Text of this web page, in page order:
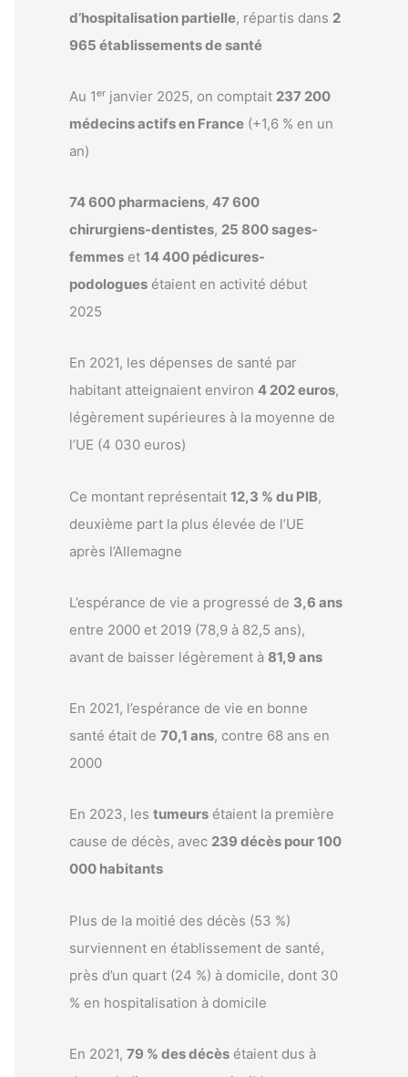
d’hospitalisation partielle, répartis dans 2
965 établissements de santé
Au 1ᵉʳ janvier 2025, on comptait 237 200
médecins actifs en France (+1,6 % en un
an)
74 600 pharmaciens, 47 600
chirurgiens-dentistes, 25 800 sages-
femmes et 14 400 pédicures-
podologues étaient en activité début
2025
En 2021, les dépenses de santé par
habitant atteignaient environ 4 202 euros,
légèrement supérieures à la moyenne de
l’UE (4 030 euros)
Ce montant représentait 12,3 % du PIB,
deuxième part la plus élevée de l’UE
après l’Allemagne
L’espérance de vie a progressé de 3,6 ans
entre 2000 et 2019 (78,9 à 82,5 ans),
avant de baisser légèrement à 81,9 ans
En 2021, l’espérance de vie en bonne
santé était de 70,1 ans, contre 68 ans en
2000
En 2023, les tumeurs étaient la première
cause de décès, avec 239 décès pour 100
000 habitants
Plus de la moitié des décès (53 %)
surviennent en établissement de santé,
près d’un quart (24 %) à domicile, dont 30
% en hospitalisation à domicile
En 2021, 79 % des décès étaient dus à